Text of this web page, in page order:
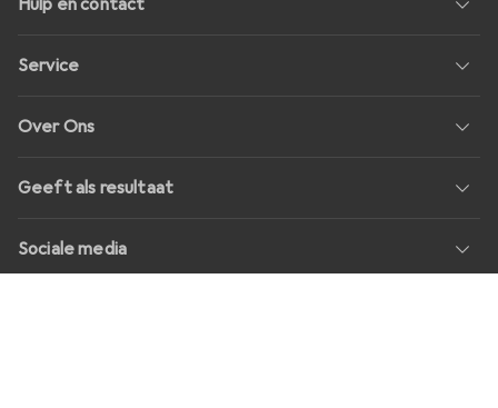
Hulp en contact
Service
Over Ons
Geeft als resultaat
Sociale media